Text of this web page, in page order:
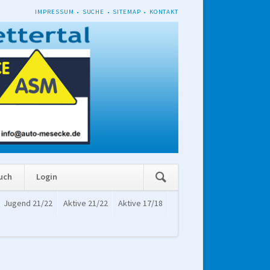
NAVIGATION
ÜBERSPRINGEN
IMPRESSUM SUCHE SITEMAP KONTAKT
überspringen
Login
Jugend 21/22 Aktive 21/22
Aktive 17/18